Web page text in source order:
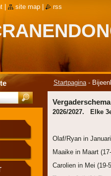
Startpagina -
2026/2027. Elke
Olaf/Ryan in
Maaike in Maart
Carolien in Mei (19-
site map rss